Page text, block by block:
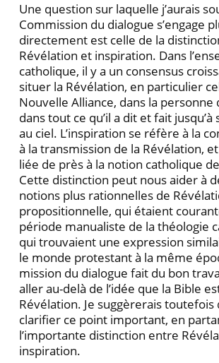
Une question sur laquelle j’aurais
Commission du dialogue s’engage
directement est celle de la
Révélation et inspiration. Dans
catholique, il y a un consensus
situer la Révélation, en particulier
Nouvelle Alliance, dans la personne
dans tout ce qu’il a dit et fait jusqu’à
au ciel. L’inspiration se réfère à la
à la transmission de la Révélation,
liée de près à la notion catholique
Cette distinc­tion peut nous aider à
notions plus ration­nelles de
propositionnelle, qui étaient
période manualiste de la théologie
qui trouvaient une expression
le monde protestant à la même
mission du dialogue fait du bon
aller au-delà de l’idée que la Bible
Révélation. Je suggè­rerais
clarifier ce point important, en
l’importante distinction entre
inspiration.